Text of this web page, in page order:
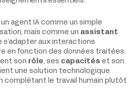
agent IA comme un simple
mais comme un assistant
s’adapter aux interactions
en fonction des données traitées.
son rôle, ses capacités et son
une solution technologique
complétant le travail humain plutôt